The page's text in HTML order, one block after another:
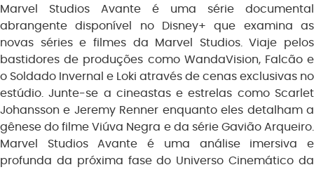
Marvel Studios Avante é uma série documental
abrangente disponível no Disney+ que examina as
novas séries e filmes da Marvel Studios. Viaje pelos
bastidores de produções como WandaVision, Falcão e
o Soldado Invernal e Loki através de cenas exclusivas no
estúdio. Junte-se a cineastas e estrelas como Scarlet
Johansson e Jeremy Renner enquanto eles detalham a
gênese do filme Viúva Negra e da série Gavião Arqueiro.
Marvel Studios Avante é uma análise imersiva e
profunda da próxima fase do Universo Cinemático da